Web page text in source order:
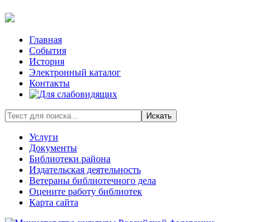
Главная
События
История
Электронный каталог
Контакты
Искать
Услуги
Документы
Библиотеки района
Издательская деятельность
Ветераны библиотечного дела
Оцените работу библиотек
Карта сайта